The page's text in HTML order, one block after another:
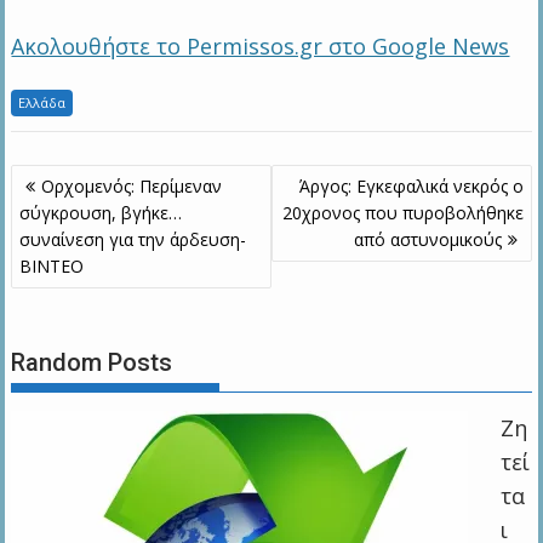
Ακολουθήστε το Permissos.gr στο Google News
Ελλάδα
Πλοήγηση
άρθρων
Ορχομενός: Περίμεναν
σύγκρουση, βγήκε…
συναίνεση για την άρδευση-
ΒΙΝΤΕΟ
Άργος: Εγκεφαλικά νεκρός ο
20χρονος που πυροβολήθηκε
από αστυνομικούς
Random Posts
Ζη
τεί
τα
ι